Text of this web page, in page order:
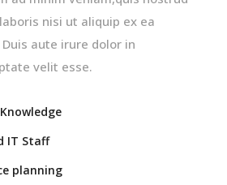
nisi ut aliquip ex ea
aute irure dolor in
velit esse.
IT Staff
planning